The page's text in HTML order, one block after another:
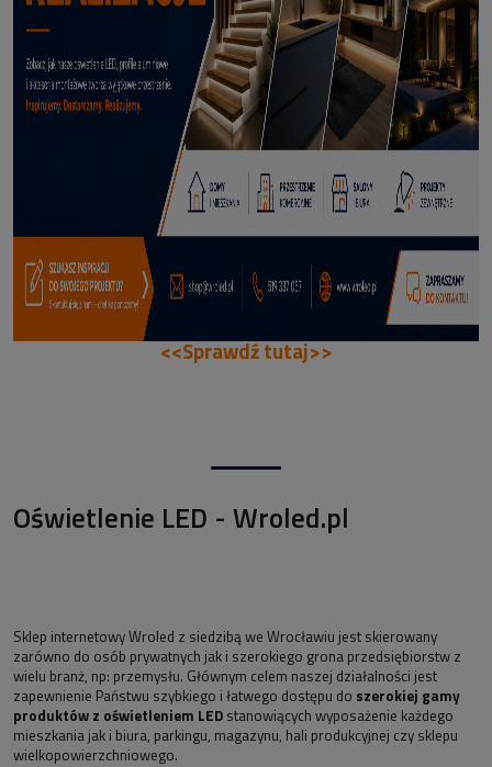
114,50 zł
DODAJ DO KOSZYKA
<<Sprawdź tutaj>>
Oświetlenie LED - Wroled.pl
Sklep internetowy Wroled z siedzibą we Wrocławiu jest skierowany
zarówno do osób prywatnych jak i szerokiego grona przedsiębiorstw z
wielu branż, np: przemysłu. Głównym celem naszej działalności jest
zapewnienie Państwu szybkiego i łatwego dostępu do szerokiej gamy
produktów z oświetleniem LED stanowiących wyposażenie każdego
mieszkania jak i biura, parkingu, magazynu, hali produkcyjnej czy sklepu
wielkopowierzchniowego.